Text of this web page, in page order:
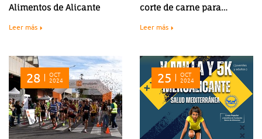
Alimentos de Alicante
Leer más
corte de carne para
laboral
Leer más
28 OCT
2024 25 OCT
2024